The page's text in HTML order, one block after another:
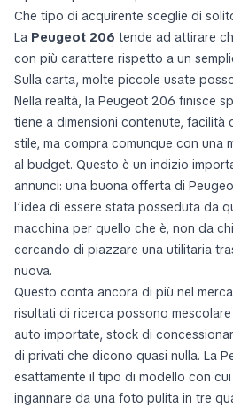
Che tipo di acquirente sceglie di
La Peugeot 206 tende ad attirare
con più carattere rispetto a un
Sulla carta, molte piccole usate
Nella realtà, la Peugeot 206 finisce
tiene a dimensioni contenute, facilità
stile, ma compra comunque con una
al budget. Questo è un indizio
annunci: una buona offerta di
l’idea di essere stata posseduta da
macchina per quello che è, non da
cercando di piazzare una utilitaria
nuova.
Questo conta ancora di più nel
risultati di ricerca possono
auto importate, stock di
di privati che dicono quasi nulla. La
esattamente il tipo di modello con
ingannare da una foto pulita in tre